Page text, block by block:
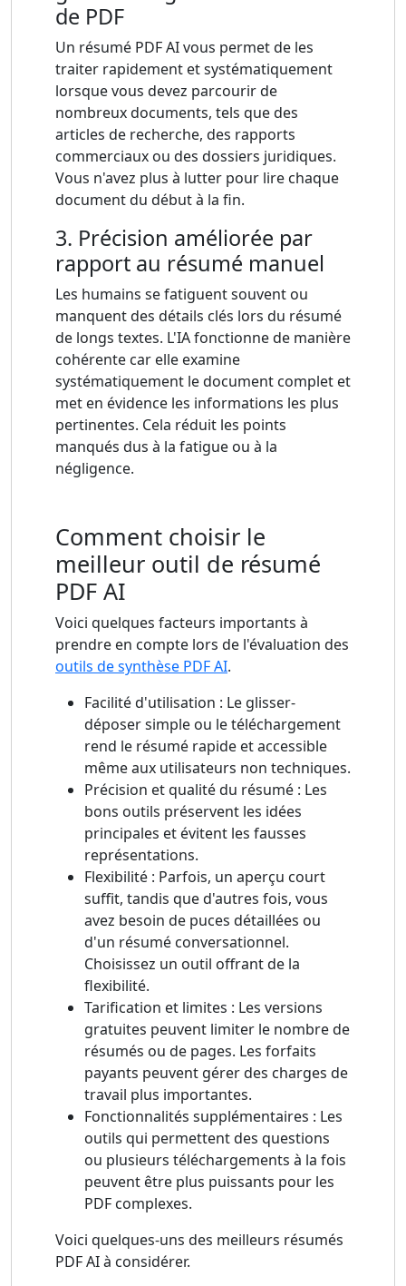
de PDF
Un résumé PDF AI vous permet de les
traiter rapidement et systématiquement
lorsque vous devez parcourir de
nombreux documents, tels que des
articles de recherche, des rapports
commerciaux ou des dossiers juridiques.
Vous n'avez plus à lutter pour lire chaque
document du début à la fin.
3. Précision améliorée par
rapport au résumé manuel
Les humains se fatiguent souvent ou
manquent des détails clés lors du résumé
de longs textes. L'IA fonctionne de manière
cohérente car elle examine
systématiquement le document complet et
met en évidence les informations les plus
pertinentes. Cela réduit les points
manqués dus à la fatigue ou à la
négligence.
Comment choisir le
meilleur outil de résumé
PDF AI
Voici quelques facteurs importants à
prendre en compte lors de l'évaluation des
outils de synthèse PDF AI.
Facilité d'utilisation : Le glisser-
déposer simple ou le téléchargement
rend le résumé rapide et accessible
même aux utilisateurs non techniques.
Précision et qualité du résumé : Les
bons outils préservent les idées
principales et évitent les fausses
représentations.
Flexibilité : Parfois, un aperçu court
suffit, tandis que d'autres fois, vous
avez besoin de puces détaillées ou
d'un résumé conversationnel.
Choisissez un outil offrant de la
flexibilité.
Tarification et limites : Les versions
gratuites peuvent limiter le nombre de
résumés ou de pages. Les forfaits
payants peuvent gérer des charges de
travail plus importantes.
Fonctionnalités supplémentaires : Les
outils qui permettent des questions
ou plusieurs téléchargements à la fois
peuvent être plus puissants pour les
PDF complexes.
Voici quelques-uns des meilleurs résumés
PDF AI à considérer.